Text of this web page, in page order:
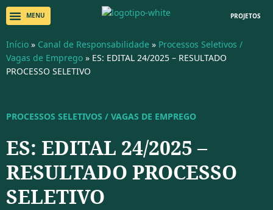
PROJETOS
Início » Canal de Responsabilidade » Processos Seletivos /
Vagas de Emprego » ES: EDITAL 24/2025 – RESULTADO
PROCESSO SELETIVO
PROCESSOS SELETIVOS / VAGAS DE EMPREGO
ES: EDITAL 24/2025 –
RESULTADO PROCESSO
SELETIVO